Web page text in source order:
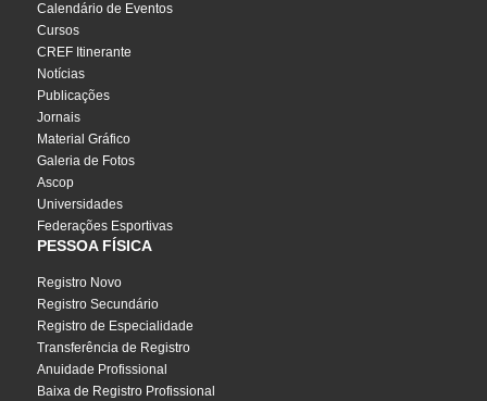
Calendário de Eventos
Cursos
CREF Itinerante
Notícias
Publicações
Jornais
Material Gráfico
Galeria de Fotos
Ascop
Universidades
Federações Esportivas
PESSOA FÍSICA
Registro Novo
Registro Secundário
Registro de Especialidade
Transferência de Registro
Anuidade Profissional
Baixa de Registro Profissional